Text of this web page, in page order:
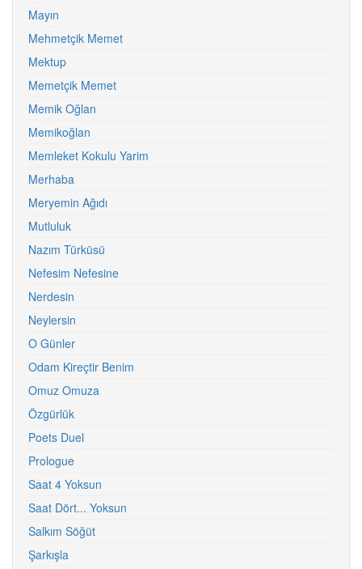
Mayın
Mehmetçik Memet
Mektup
Memetçik Memet
Memik Oğlan
Memikoğlan
Memleket Kokulu Yarim
Merhaba
Meryemin Ağıdı
Mutluluk
Nazım Türküsü
Nefesim Nefesine
Nerdesin
Neylersin
O Günler
Odam Kireçtir Benim
Omuz Omuza
Özgürlük
Poets Duel
Prologue
Saat 4 Yoksun
Saat Dört... Yoksun
Salkım Söğüt
Şarkışla